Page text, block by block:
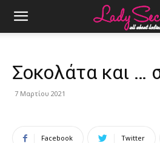
Σοκολάτα και …
7 Μαρτίου 2021
Facebook Twitter